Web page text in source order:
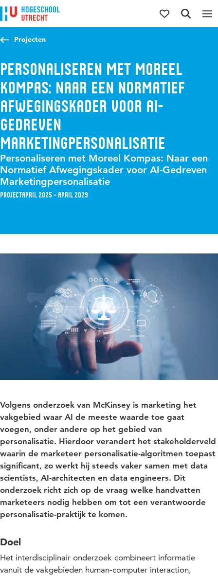
Direct naar de inhoud
Direct naar de hoofdnavigatie
Direct naar de zoekfunctie
Projecten
Personaliseren met Moreel
Kompas: Naar een Normatief
Afwegingskader voor AI-
Gedreven
Marketingpersonalisatie
Personaliseren met Moreel Kompas: Naar een
Normatief Afwegingskader voor AI-Gedreven
Marketingpersonalisatie
Projectapril 2025 – april 2029
Volgens onderzoek van McKinsey is marketing het
vakgebied waar AI de meeste waarde toe gaat
voegen, onder andere op het gebied van
personalisatie. Hierdoor verandert het stakeholderveld
waarin de marketeer personalisatie-algoritmen toepast
significant, zo werkt hij steeds vaker samen met data
scientists, AI-architecten en data engineers. Dit
onderzoek richt zich op de vraag welke handvatten
marketeers nodig hebben om tot een verantwoorde
personalisatie-praktijk te komen.
Doel
Het interdisciplinair onderzoek combineert informatie
vanuit de vakgebieden human-computer interaction,